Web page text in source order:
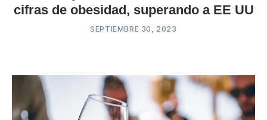
cifras de obesidad, superando a EE UU
SEPTIEMBRE 30, 2023